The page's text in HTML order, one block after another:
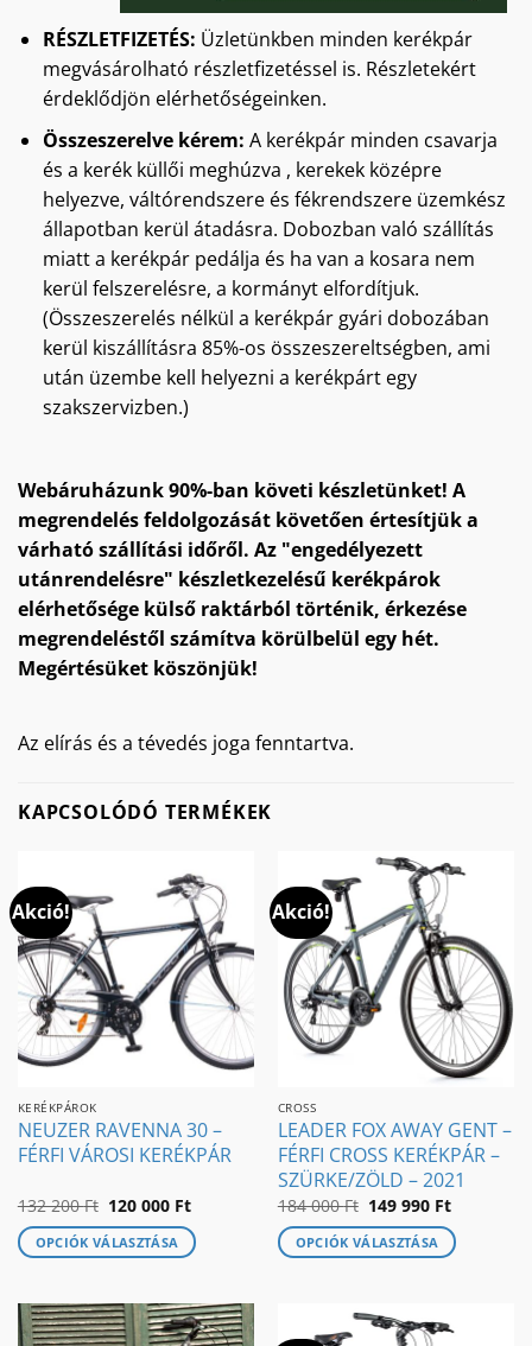
RÉSZLETFIZETÉS: Üzletünkben minden kerékpár
megvásárolható részletfizetéssel is. Részletekért
érdeklődjön elérhetőségeinken.
Összeszerelve kérem: A kerékpár minden csavarja
és a kerék küllői meghúzva , kerekek középre
helyezve, váltórendszere és fékrendszere üzemkész
állapotban kerül átadásra. Dobozban való szállítás
miatt a kerékpár pedálja és ha van a kosara nem
kerül felszerelésre, a kormányt elfordítjuk.
(Összeszerelés nélkül a kerékpár gyári dobozában
kerül kiszállításra 85%-os összeszereltségben, ami
után üzembe kell helyezni a kerékpárt egy
szakszervizben.)
Webáruházunk 90%-ban követi készletünket! A
megrendelés feldolgozását követően értesítjük a
várható szállítási időről. Az "engedélyezett
utánrendelésre" készletkezelésű kerékpárok
elérhetősége külső raktárból történik, érkezése
megrendeléstől számítva körülbelül egy hét.
Megértésüket köszönjük!
Az elírás és a tévedés joga fenntartva.
KAPCSOLÓDÓ TERMÉKEK
Akció!
KERÉKPÁROK
NEUZER RAVENNA 30 –
FÉRFI VÁROSI KERÉKPÁR
132 200Ft Original
price
was:
132
200 Ft.
120 000 FtCurrent
price
is:
120
OPCIÓK VÁLASZTÁSA
terméknek
Akció!
CROSS
LEADER FOX AWAY GENT –
FÉRFI CROSS KERÉKPÁR –
SZÜRKE/ZÖLD – 2021
184 000Ft Original
price
was:
184
000 Ft.
149 990 FtCurrent
price
is:
149
OPCIÓK VÁLASZTÁSA
terméknek